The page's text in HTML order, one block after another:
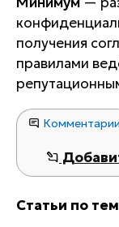
получения
правилами
Комментарии
Статьи по